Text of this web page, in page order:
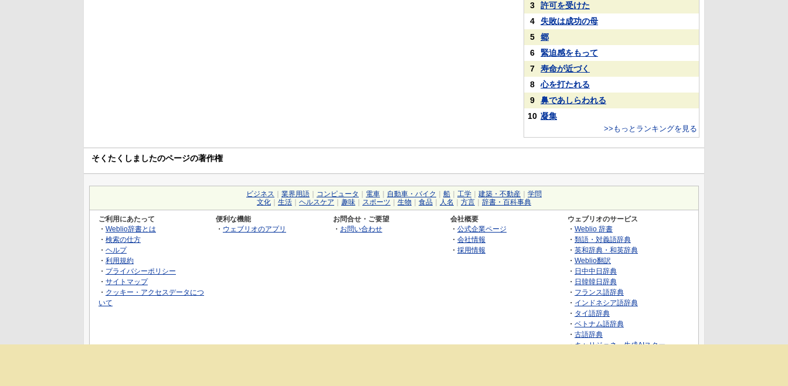
3
許可を受けた
4
失敗は成功の母
5
郷
6
緊迫感をもって
7
寿命が近づく
8
心を打たれる
9
鼻であしらわれる
10 凝集
>>もっとランキングを見る
そくたくしましたのページの著作権
ビジネス 業界用語 コンピュータ 電車 自動車・バイク 船 工学 建築・不動産
学問
文化
生活 ヘルスケア 趣味 スポーツ 生物 食品 人名 方言 辞書・百科事典
ご利用にあたって
・ Weblio辞書とは
・ 検索の仕方
・ ヘルプ
・ 利用規約
・ プライバシーポリシー
・ サイトマップ
・ クッキー・アクセスデータにつ
いて
便利な機能
・ ウェブリオのアプリ
お問合せ・ご要望
・ お問い合わせ
会社概要
・ 公式企業ページ
・ 会社情報
・ 採用情報
ウェブリオのサービス
・ Weblio 辞書
・ 類語・対義語辞典
・ 英和辞典・和英辞典
・ Weblio翻訳
・ 日中中日辞典
・ 日韓韓日辞典
・ フランス語辞典
・ インドネシア語辞典
・ タイ語辞典
・ ベトナム語辞典
・ 古語辞典
・キャリジェネ～生成AIスクー